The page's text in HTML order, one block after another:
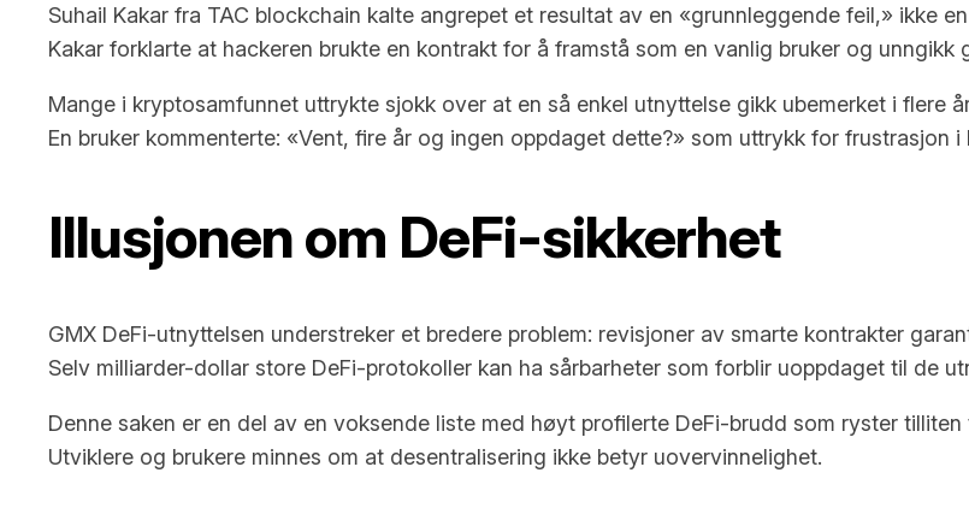
Suhail Kakar fra TAC blockchain kalte angrepet et resultat av en «grunnleggende feil,» ikke
Kakar forklarte at hackeren brukte en kontrakt for å framstå som en vanlig bruker og unngikk
Mange i kryptosamfunnet uttrykte sjokk over at en så enkel utnyttelse gikk ubemerket i flere
En bruker kommenterte: «Vent, fire år og ingen oppdaget dette?» som uttrykk for frustrasjon i
Illusjonen om DeFi-sikkerhet
GMX DeFi-utnyttelsen understreker et bredere problem: revisjoner av smarte kontrakter
Selv milliarder-dollar store DeFi-protokoller kan ha sårbarheter som forblir uoppdaget til de
Denne saken er en del av en voksende liste med høyt profilerte DeFi-brudd som ryster
Utviklere og brukere minnes om at desentralisering ikke betyr uovervinnelighet.